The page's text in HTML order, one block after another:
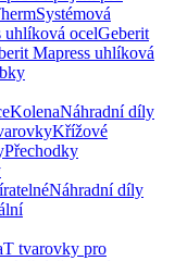
Systémová
uhlíková ocelGeberit
Mapress uhlíková
KolenaNáhradní díly
Křížové
Přechodky
Náhradní díly
T tvarovky pro